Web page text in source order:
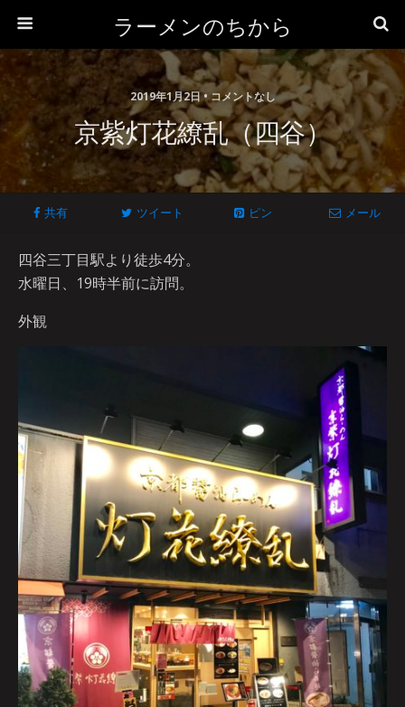
ラーメンのちから
2019年1月2日 • コメントなし
京紫灯花繚乱（四谷）
共有 ツイート ピン メール
四谷三丁目駅より徒歩4分。
水曜日、19時半前に訪問。
外観